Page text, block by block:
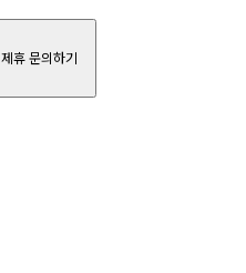
제휴 문의하기